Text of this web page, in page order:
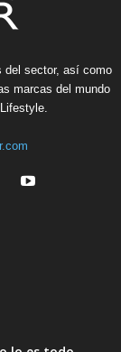
del sector, así como
marcas del mundo